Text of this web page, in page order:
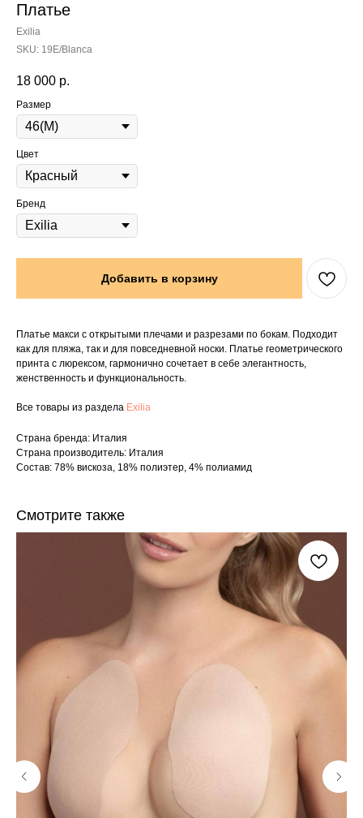
Платье
Exilia
SKU: 19E/Blanca
18 000 р.
Размер
Цвет
Бренд
Добавить в корзину
Платье макси с открытыми плечами и разрезами по бокам. Подходит
как для пляжа, так и для повседневной носки. Платье геометрического
принта с люрексом, гармонично сочетает в себе элегантность,
женственность и функциональность.
Все товары из раздела Exilia
Страна бренда: Италия
Страна производитель: Италия
Состав: 78% вискоза, 18% полиэтер, 4% полиамид
Смотрите также